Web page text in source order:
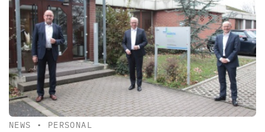
NEWS • PERSONAL